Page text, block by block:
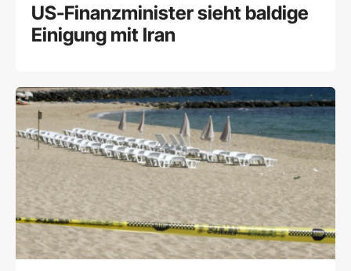
US-Finanzminister sieht baldige
Einigung mit Iran